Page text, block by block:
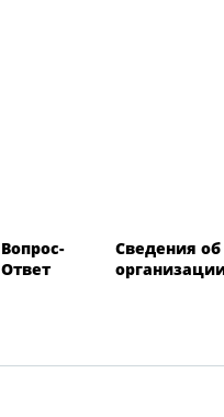
Вопрос-
Ответ
Сведения